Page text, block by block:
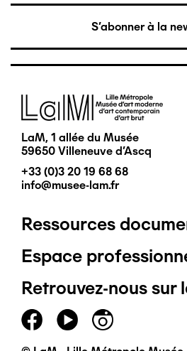
S'abonner à la
Image
LaM, 1 allée du Musée
59650 Villeneuve d'Ascq
+33 (0)3 20 19 68 68
info@musee-lam.fr
Pied
de
page
principal
Ressources
Espace
Retrouvez-nous sur